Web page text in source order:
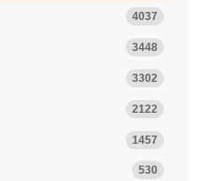
4037
3448
3302
2122
1457
530